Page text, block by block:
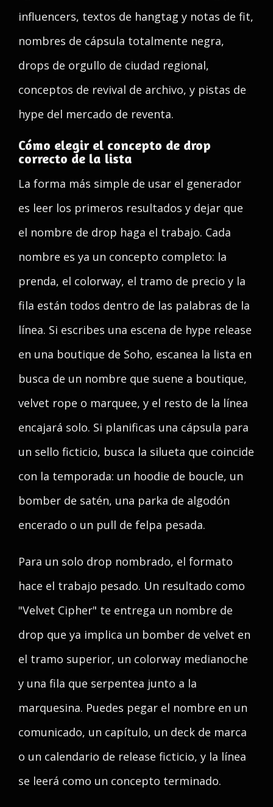
influencers, textos de hangtag y notas de fit,
nombres de cápsula totalmente negra,
drops de orgullo de ciudad regional,
conceptos de revival de archivo, y pistas de
hype del mercado de reventa.
Cómo elegir el concepto de drop
correcto de la lista
La forma más simple de usar el generador
es leer los primeros resultados y dejar que
el nombre de drop haga el trabajo. Cada
nombre es ya un concepto completo: la
prenda, el colorway, el tramo de precio y la
fila están todos dentro de las palabras de la
línea. Si escribes una escena de hype release
en una boutique de Soho, escanea la lista en
busca de un nombre que suene a boutique,
velvet rope o marquee, y el resto de la línea
encajará solo. Si planificas una cápsula para
un sello ficticio, busca la silueta que coincide
con la temporada: un hoodie de boucle, un
bomber de satén, una parka de algodón
encerado o un pull de felpa pesada.
Para un solo drop nombrado, el formato
hace el trabajo pesado. Un resultado como
"Velvet Cipher" te entrega un nombre de
drop que ya implica un bomber de velvet en
el tramo superior, un colorway medianoche
y una fila que serpentea junto a la
marquesina. Puedes pegar el nombre en un
comunicado, un capítulo, un deck de marca
o un calendario de release ficticio, y la línea
se leerá como un concepto terminado.